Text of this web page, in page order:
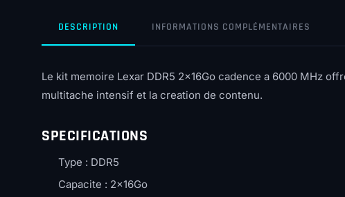
DESCRIPTION INFORMATIONS COMPLÉMENTAIRES
Le kit memoire Lexar DDR5 2x16Go cadence a 6000 MHz
multitache intensif et la creation de contenu.
SPECIFICATIONS
Type : DDR5
Capacite : 2x16Go